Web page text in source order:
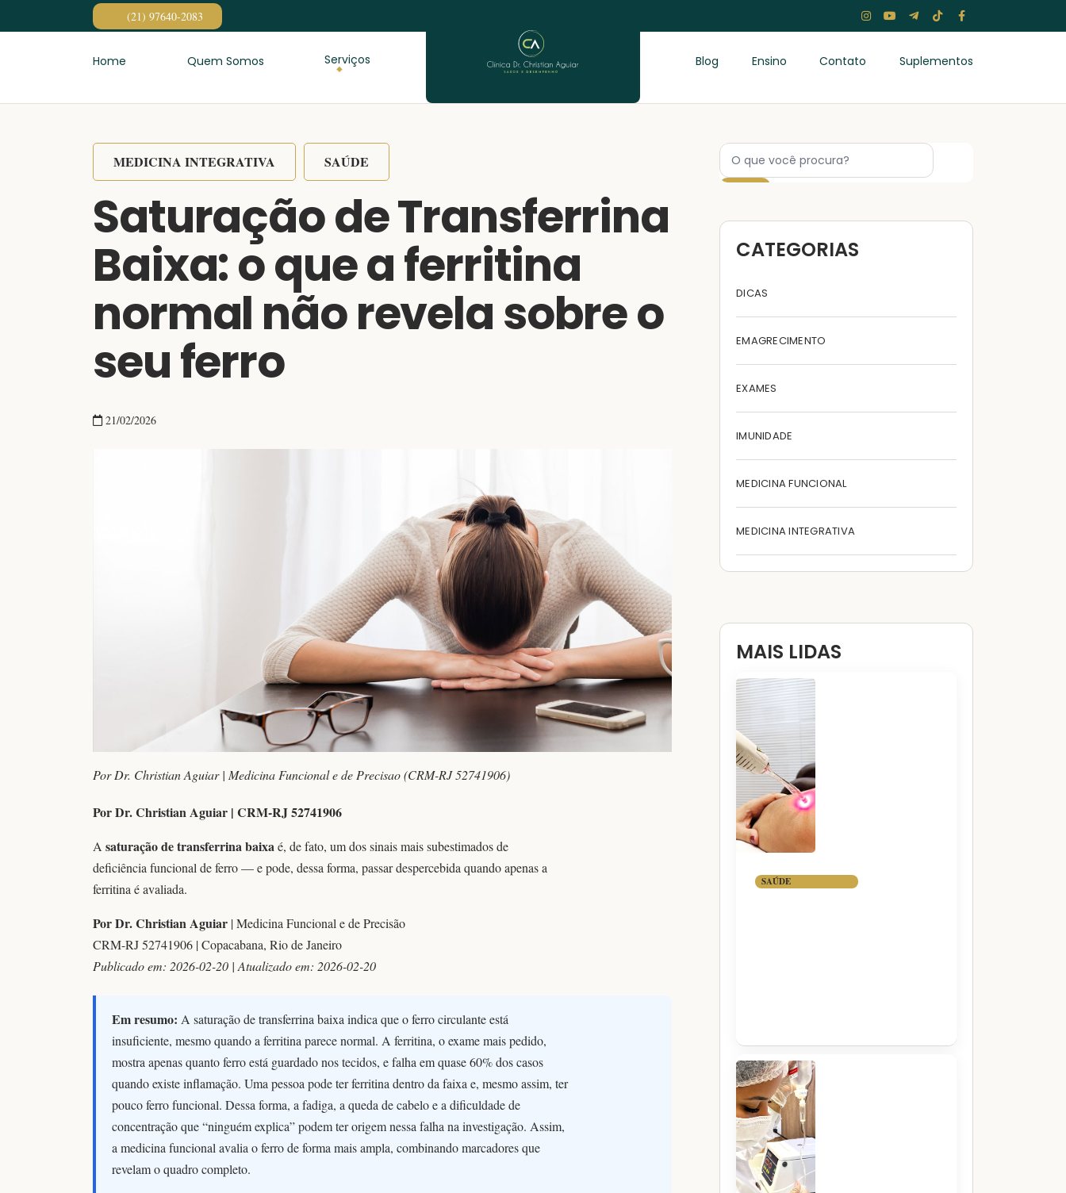
para
(21) 97640-2083
Home Quem Somos Serviços Blog Ensino Contato Suplementos
MEDICINA INTEGRATIVA SAÚDE
Saturação de Transferrina
Baixa: o que a ferritina
normal não revela sobre o
seu ferro
21/02/2026
Por Dr. Christian Aguiar | Medicina Funcional e de Precisao (CRM-RJ 52741906)
Por Dr. Christian Aguiar | CRM-RJ 52741906
A saturação de transferrina baixaé, de fato, um dos sinais mais subestimados de
deficiência funcional de ferro — e pode, dessa forma, passar despercebida quando apenas a
ferritina é avaliada.
Por Dr. Christian Aguiar | Medicina Funcional e de Precisão
CRM-RJ 52741906 | Copacabana, Rio de Janeiro
Publicado em: 2026-02-20 | Atualizado em: 2026-02-20
Em resumo: A saturação de transferrina baixa indica que o ferro circulante está
insuficiente, mesmo quando a ferritina parece normal. A ferritina, o exame mais pedido,
mostra apenas quanto ferro está guardado nos tecidos, e falha em quase 60% dos casos
quando existe inflamação. Uma pessoa pode ter ferritina dentro da faixa e, mesmo assim, ter
pouco ferro funcional. Dessa forma, a fadiga, a queda de cabelo e a dificuldade de
concentração que “ninguém explica” podem ter origem nessa falha na investigação. Assim,
a medicina funcional avalia o ferro de forma mais ampla, combinando marcadores que
revelam o quadro completo.
CATEGORIAS
DICAS
EMAGRECIMENTO
EXAMES
IMUNIDADE
MEDICINA FUNCIONAL
MEDICINA INTEGRATIVA
MAIS LIDAS
SAÚDE